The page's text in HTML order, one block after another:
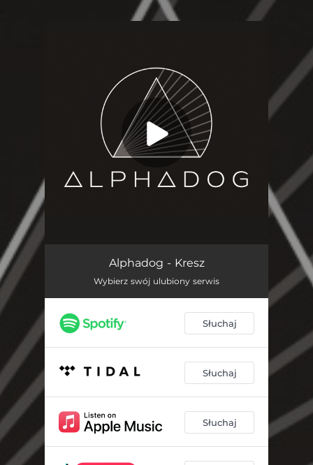
Alphadog - Kresz
Wybierz swój ulubiony serwis
Słuchaj
Słuchaj
Słuchaj